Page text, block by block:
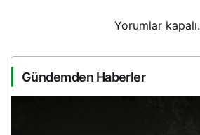
Yorumlar kapalı.
Gündemden Haberler